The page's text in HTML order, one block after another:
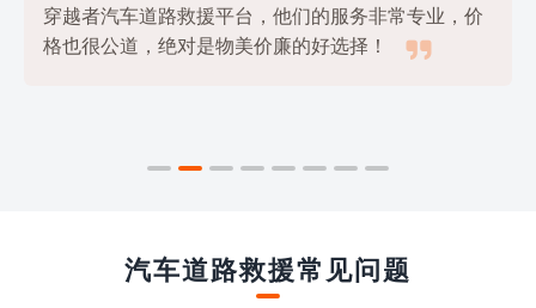
穿越者汽车道路救援平台，他们的服务非常专业，价
格也很公道，绝对是物美价廉的好选择！

汽车道路救援常见问题